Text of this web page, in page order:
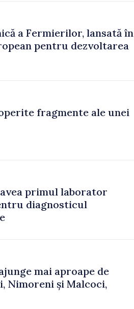
a Fermierilor, lansată în
pentru dezvoltarea
fragmente ale unei
primul laborator
diagnosticul
mai aproape de
Nimoreni și Malcoci,